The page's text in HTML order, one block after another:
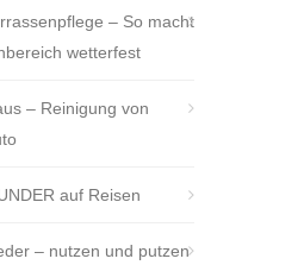
– So macht
wetterfest
– Reinigung von
auf Reisen
– nutzen und putzen